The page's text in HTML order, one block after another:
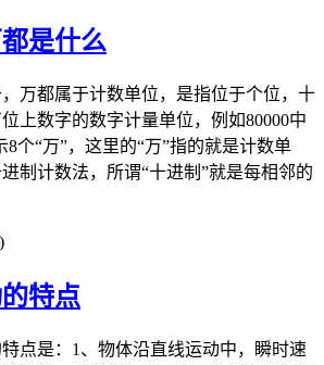
是什么
都属于计数单位，是指位于个位，十
上数字的数字计量单位，例如80000中
8个“万”，这里的“万”指的就是计数单
制计数法，所谓“十进制”就是每相邻的
特点
是：1、物体沿直线运动中，瞬时速